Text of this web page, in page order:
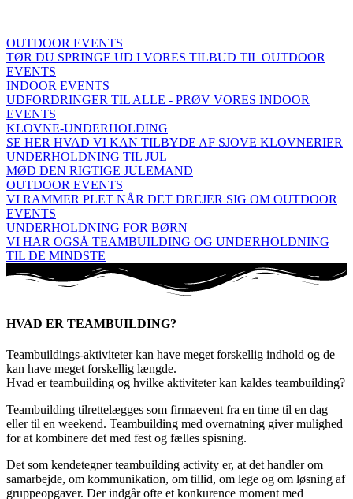
OUTDOOR EVENTS
TØR DU SPRINGE UD I VORES TILBUD TIL OUTDOOR
EVENTS
INDOOR EVENTS
UDFORDRINGER TIL ALLE - PRØV VORES INDOOR
EVENTS
KLOVNE-UNDERHOLDING
SE HER HVAD VI KAN TILBYDE AF SJOVE KLOVNERIER
UNDERHOLDNING TIL JUL
MØD DEN RIGTIGE JULEMAND
OUTDOOR EVENTS
VI RAMMER PLET NÅR DET DREJER SIG OM OUTDOOR
EVENTS
UNDERHOLDNING FOR BØRN
VI HAR OGSÅ TEAMBUILDING OG UNDERHOLDNING
TIL DE MINDSTE
HVAD ER TEAMBUILDING?
Teambuildings-aktiviteter kan have meget forskellig indhold og de
kan have meget forskellig længde.
Hvad er teambuilding og hvilke aktiviteter kan kaldes teambuilding?
Teambuilding tilrettelægges som firmaevent fra en time til en dag
eller til en weekend. Teambuilding med overnatning giver mulighed
for at kombinere det med fest og fælles spisning.
Det som kendetegner teambuilding activity er, at det handler om
samarbejde, om kommunikation, om tillid, om lege og om løsning af
gruppeopgaver. Der indgår ofte et konkurence moment med